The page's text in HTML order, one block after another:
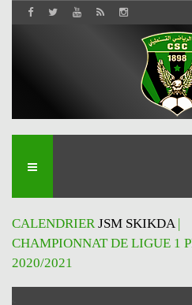
CALENDRIERJSM SKIKDA|
CHAMPIONNAT DE LIGUE 1
2020/2021